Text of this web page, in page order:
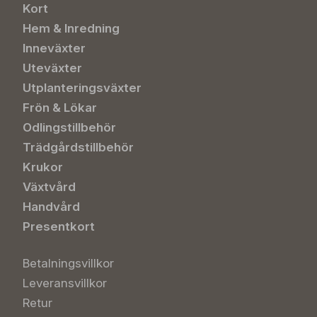
Kort
Hem & Inredning
Inneväxter
Uteväxter
Utplanteringsväxter
Frön & Lökar
Odlingstillbehör
Trädgårdstillbehör
Krukor
Växtvård
Handvård
Presentkort
Betalningsvillkor
Leveransvillkor
Retur